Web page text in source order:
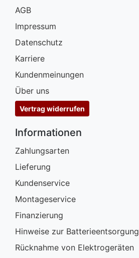
AGB
Impressum
Datenschutz
Karriere
Kundenmeinungen
Über uns
Vertrag widerrufen
Informationen
Zahlungsarten
Lieferung
Kundenservice
Montageservice
Finanzierung
Hinweise zur Batterieentsorgung
Rücknahme von Elektrogeräten